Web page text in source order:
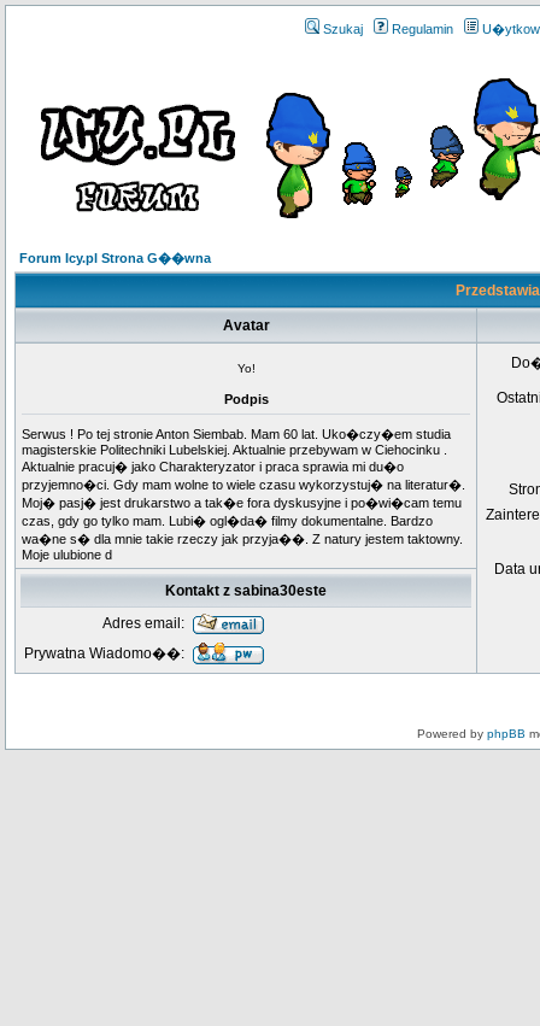
Szukaj Regulamin
Forum Icy.pl Strona G��wna
Avatar
Yo!
Podpis
Serwus ! Po tej stronie Anton Siembab. Mam 60 lat. Uko�czy�em studia
magisterskie Politechniki Lubelskiej. Aktualnie przebywam w Ciehocinku .
Aktualnie pracuj� jako Charakteryzator i praca sprawia mi du�o
przyjemno�ci. Gdy mam wolne to wiele czasu wykorzystuj� na literatur�.
Moj� pasj� jest drukarstwo a tak�e fora dyskusyjne i po�wi�cam temu
czas, gdy go tylko mam. Lubi� ogl�da� filmy dokumentalne. Bardzo
wa�ne s� dla mnie takie rzeczy jak przyja��. Z natury jestem taktowny.
Moje ulubione d
Data
Kontakt z sabina30este
Adres email:
Prywatna Wiadomo��:
Powered by phpBB